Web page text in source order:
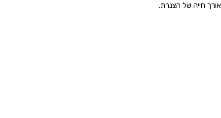
אורך חייה של הצנרת.